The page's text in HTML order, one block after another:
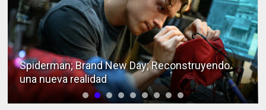
Spiderman; Brand New Day; Reconstruyendo
una nueva realidad